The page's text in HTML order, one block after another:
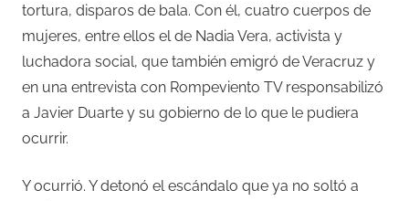
tortura, disparos de bala. Con él, cuatro cuerpos de
mujeres, entre ellos el de Nadia Vera, activista y
luchadora social, que también emigró de Veracruz y
en una entrevista con Rompeviento TV responsabilizó
a Javier Duarte y su gobierno de lo que le pudiera
ocurrir.
Y ocurrió. Y detonó el escándalo que ya no soltó a